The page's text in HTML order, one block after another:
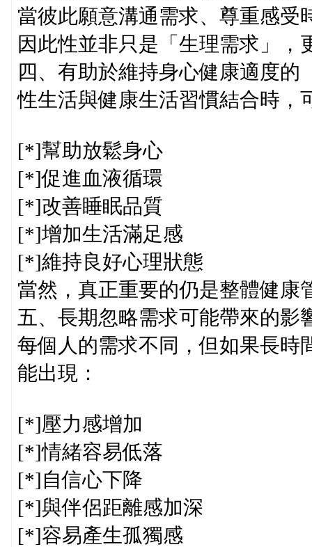
當彼此願意溝通需求、尊重感受
因此性並非只是「生理需求」，
四、有助於維持身心健康適度的
性生活與健康生活習慣結合時，
[*]幫助放鬆身心
[*]促進血液循環
[*]改善睡眠品質
[*]增加生活滿足感
[*]維持良好心理狀態
當然，真正重要的仍是整體健康
五、長期忽略需求可能帶來的影
每個人的需求不同，但如果長時
能出現：
[*]壓力感增加
[*]情緒容易低落
[*]自信心下降
[*]與伴侶距離感加深
[*]容易產生孤獨感